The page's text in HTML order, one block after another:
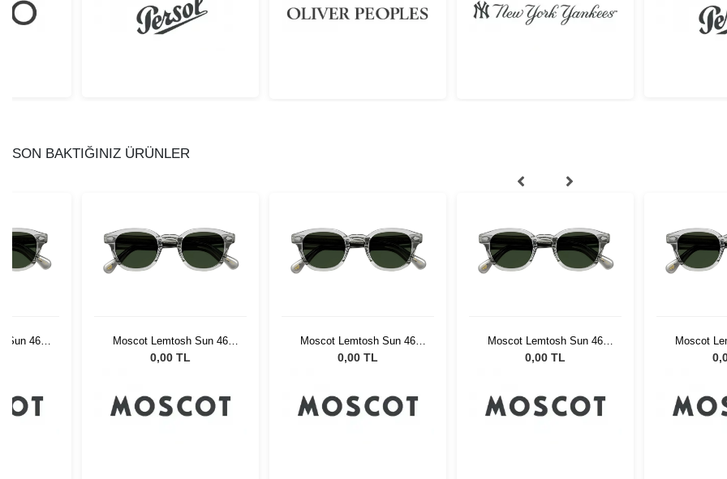
SON BAKTIĞINIZ ÜRÜNLER
Sun 46
Moscot Lemtosh Sun 46
Light Grey G15 Lenses
0,00 TL
Moscot Lemtosh Sun 46
Light Grey G15 Lenses
0,00 TL
Moscot Lemtosh Sun 46
Light Grey G15 Lenses
0,00 TL
Moscot
Light